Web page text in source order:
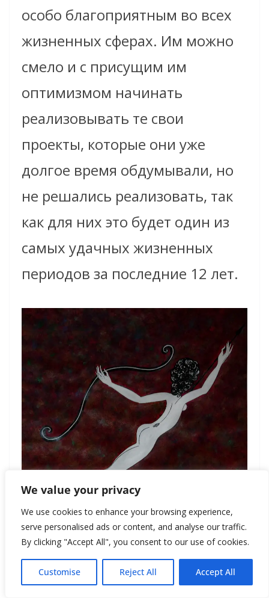
We value your privacy
We use cookies to enhance your browsing experience,
serve personalised ads or content, and analyse our traffic.
By clicking "Accept All", you consent to our use of cookies.
Customise Reject All Accept All
особо благоприятным во всех
жизненных сферах. Им можно
смело и с присущим им
оптимизмом начинать
реализовывать те свои
проекты, которые они уже
долгое время обдумывали, но
не решались реализовать, так
как для них это будет один из
самых удачных жизненных
периодов за последние 12 лет.
* * *